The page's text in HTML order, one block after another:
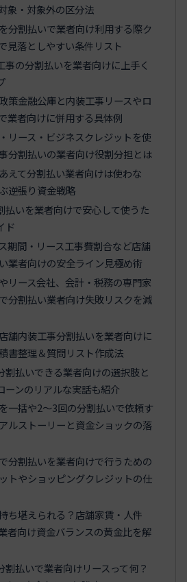
象・対象外の区分法
分割払いで業者向け利用する際ク
見落としやすい条件リスト
事の分割払いを業者向けに上手く
策金融公庫と内装工事リースやロ
業者向けに併用する具体例
リース・ビジネスクレジットを使
分割払いの業者向け役割分担とは
えて分割払い業者向けは使わな
逆張り資金戦略
払いを業者向けで安心して使うた
ド
期間・リース工事費割合など店舗
業者向けの安全ライン見極め術
リース会社、会計・税務の専門家
分割払い業者向け失敗リスクを減
舗内装工事分割払いを業者向けに
書整理＆質問リスト作成法
割払いできる業者向けの選択肢と
ーンのリアルな実話も紹介
一括や2〜3回の分割払いで依頼す
ルストーリーと資金ショックの落
分割払いを業者向けで行うための
トやショッピングクレジットの仕
ち堪えられる？店舗家賃・人件
者向け資金バランスの黄金比を解
割払いで業者向けリースって何？